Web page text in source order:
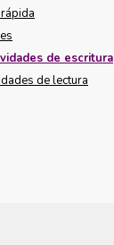
de escritura
de lectura